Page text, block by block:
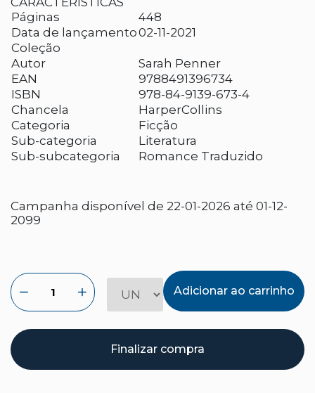
Páginas
448
Data de lançamento02-11-2021
Coleção
Autor
Sarah Penner
EAN
9788491396734
ISBN
978-84-9139-673-4
Chancela
HarperCollins
Categoria
Ficção
Sub-categoria
Literatura
Sub-subcategoria
Romance Traduzido
Campanha disponível de 22-01-2026 até 01-12-
2099
Adicionar ao carrinho
Finalizar compra